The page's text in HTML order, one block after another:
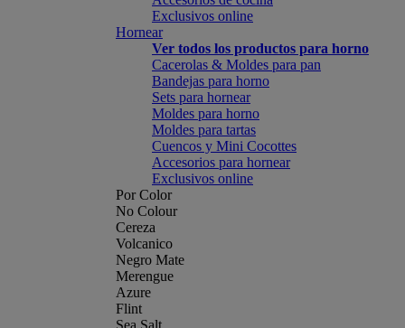
Exclusivos online
Hornear
Ver todos los productos para horno
Cacerolas & Moldes para pan
Bandejas para horno
Sets para hornear
Moldes para horno
Moldes para tartas
Cuencos y Mini Cocottes
Accesorios para hornear
Exclusivos online
Por Color
No Colour
Cereza
Volcanico
Negro Mate
Merengue
Azure
Flint
Sea Salt